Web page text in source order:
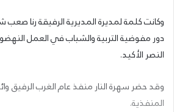
وكانت كلمة لمديرة المديرية الرفيقة رنا
دور مفوضية التربية والشباب في العمل
النصر الأكيد.
وقد حضر سهرة النار منفذ عام الغرب الرفيق
المنفذية.